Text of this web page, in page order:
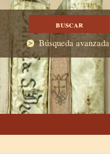
Búsqueda avanzada